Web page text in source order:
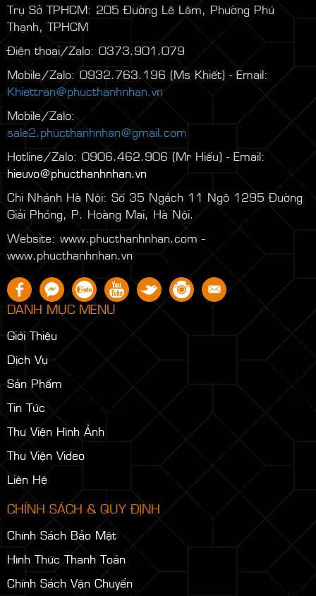
Trụ Sở TPHCM: 205 Đường Lê Lâm, Phường Phú
Thạnh, TPHCM
Điện thoại/Zalo: 0373.901.079
Mobile/Zalo: 0932.763.196 (Ms Khiết) - Email:
Khiettran@phucthanhnhan.vn
Mobile/Zalo:
0986.272.500
sale2.phucthanhnhan@gmail.com
Hotline/Zalo: 0906.462.906 (Mr Hiếu) - Email:
hieuvo@phucthanhnhan.vn
Chi Nhánh Hà Nội: Số 35 Ngách 11 Ngõ 1295 Đường
Giải Phóng, P. Hoàng Mai, Hà Nội.
Website: www.phucthanhnhan.com -
www.phucthanhnhan.vn
DANH MỤC MENU
Giới Thiệu
Dịch Vụ
Sản Phẩm
Tin Tức
Thư Viện Hình Ảnh
Thư Viện Video
Liên Hệ
CHÍNH SÁCH & QUY ĐỊNH
Chính Sách Bảo Mật
Hình Thức Thanh Toán
Chính Sách Vận Chuyển